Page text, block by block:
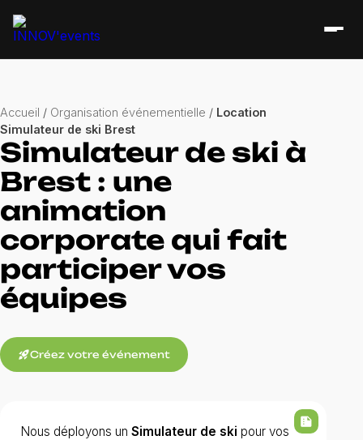
Accueil / Organisation événementielle / Location
Simulateur de ski Brest
Simulateur de ski à
Brest : une
animation
corporate qui fait
participer vos
équipes
rocket_launchCréez votre événement
Nous déployons un Simulateur de ski pour vos
summarize